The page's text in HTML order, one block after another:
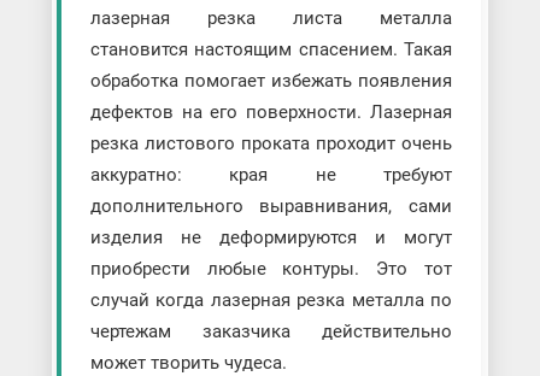
лазерная резка листа металла
становится настоящим спасением. Такая
обработка помогает избежать появления
дефектов на его поверхности. Лазерная
резка листового проката проходит очень
аккуратно: края не требуют
дополнительного выравнивания, сами
изделия не деформируются и могут
приобрести любые контуры. Это тот
случай когда лазерная резка металла по
чертежам заказчика действительно
может творить чудеса.